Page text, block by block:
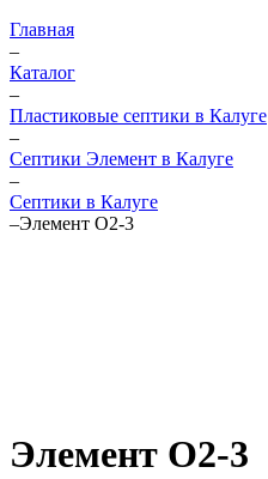
Главная
–
Каталог
–
Пластиковые септики в Калуге
–
Септики Элемент в Калуге
–
Септики в Калуге
–Элемент О2-3
Элемент О2-3